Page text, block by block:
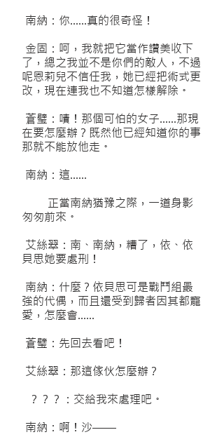
南納：你……真的很奇怪！
金固：呵，我就把它當作讚美收下
了，總之我並不是你們的敵人，不過
呢恩莉兒不信任我，她已經把術式更
改，現在連我也不知道怎樣解除。
蒼璧：嘖！那個可怕的女子……那現
在要怎麼辦？既然他已經知道你的事
那就不能放他走。
南納：這……
正當南納猶豫之際，一道身影
匆匆前來。
艾絲翠：南、南納，糟了，依、依
貝思她要處刑！
南納：什麼？依貝思可是戰鬥組最
強的代偶，而且還受到歸者因其都寵
愛，怎麼會……
蒼璧：先回去看吧！
艾絲翠：那這傢伙怎麼辦？
？？？：交給我來處理吧。
南納：啊！沙——